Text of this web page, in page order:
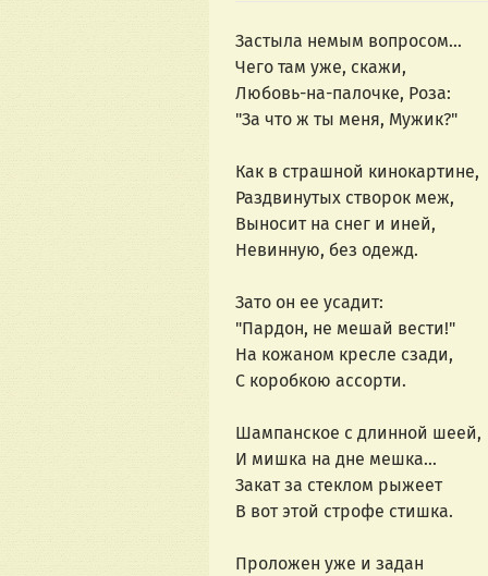
Застыла немым вопросом...
Чего там уже, скажи,
Любовь-на-палочке, Роза:
"За что ж ты меня, Мужик?"
Как в страшной кинокартине,
Раздвинутых створок меж,
Выносит на снег и иней,
Невинную, без одежд.
Зато он ее усадит:
"Пардон, не мешай вести!"
На кожаном кресле сзади,
С коробкою ассорти.
Шампанское с длинной шеей,
И мишка на дне мешка...
Закат за стеклом рыжеет
В вот этой строфе стишка.
Проложен уже и задан